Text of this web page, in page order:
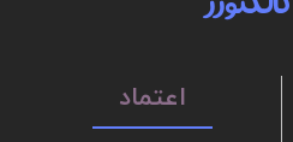
اعتماد